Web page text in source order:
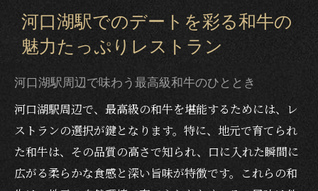
和牛の旨味を引き出す調理法にこだわるお
店
デートに最適な和牛料理のペアリング
贅沢な和牛とワインの融合河口湖駅周辺で特別
なデートを
河口湖駅で味わう和牛とワインのペアリン
河口湖駅でのデートを彩る和牛の
魅力たっぷりレストラン
河口湖駅周辺で味わう最高級和牛のひととき
河口湖駅周辺で、最高級の和牛を堪能するためには、レ
ストランの選択が鍵となります。特に、地元で育てられ
た和牛は、その品質の高さで知られ、口に入れた瞬間に
広がる柔らかな食感と深い旨味が特徴です。これらの和